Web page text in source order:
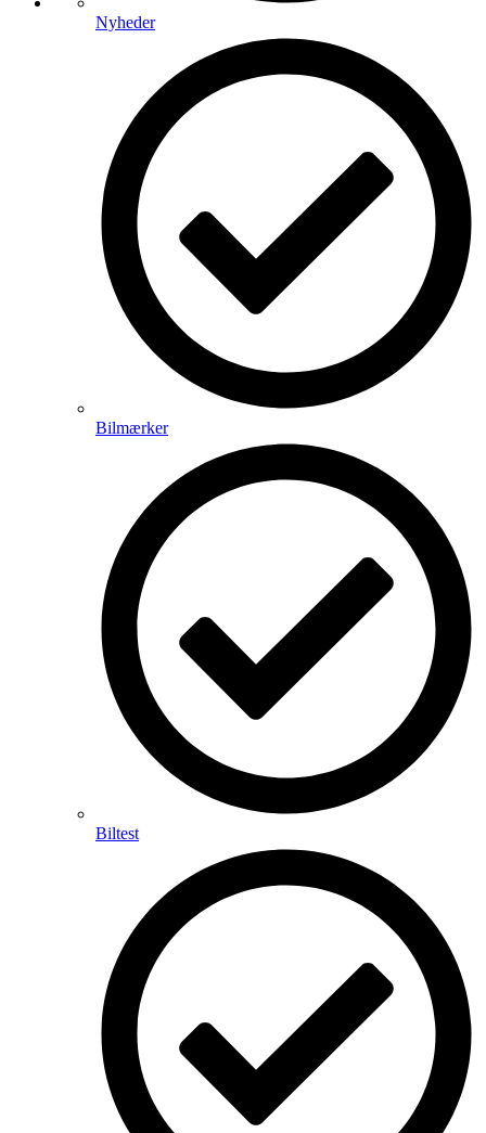
Nyheder
Bilmærker
Biltest